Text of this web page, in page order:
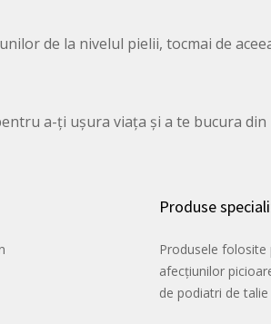
de la nivelul pielii, tocmai de
a-ți ușura viața și a te bucura din
Produse
Produsele
afecțiunilor
de podiatri de